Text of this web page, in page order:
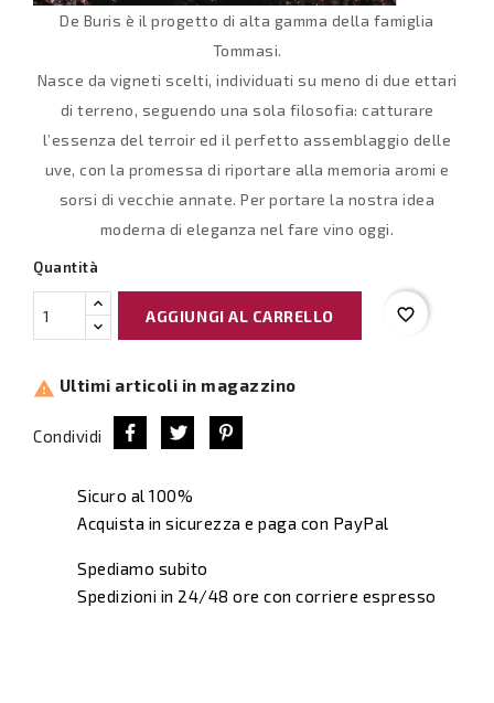
De Buris è il progetto di alta gamma della famiglia
Tommasi.
Nasce da vigneti scelti, individuati su meno di due ettari
di terreno, seguendo una sola filosofia: catturare
l’essenza del terroir ed il perfetto assemblaggio delle
uve, con la promessa di riportare alla memoria aromi e
sorsi di vecchie annate. Per portare la nostra idea
moderna di eleganza nel fare vino oggi.
Quantità
AGGIUNGI AL CARRELLO favorite_border
 Ultimi articoli in magazzino
Condividi
Sicuro al 100%
Acquista in sicurezza e paga con PayPal
Spediamo subito
Spedizioni in 24/48 ore con corriere espresso